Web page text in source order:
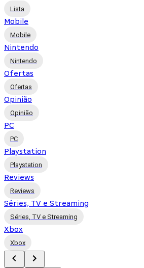
Lista
Mobile
Mobile
Nintendo
Nintendo
Ofertas
Ofertas
Opinião
Opinião
PC
PC
Playstation
Playstation
Reviews
Reviews
Séries, TV e Streaming
Séries, TV e Streaming
Xbox
Xbox